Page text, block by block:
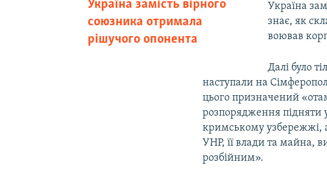
Україна замість вірного
союзника отримала
рішучого опонента
Україна
знає, як
воював
Далі було
наступали на
цього призначений
розпорядження підняти
кримському узбережжі,
УНР, її влади та майна,
розбійним».